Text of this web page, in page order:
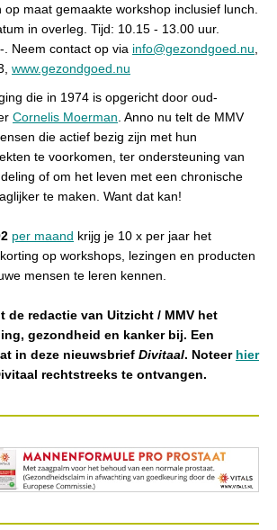
op maat gemaakte workshop inclusief lunch.
in overleg. Tijd: 10.15 - 13.00 uur.
. Neem contact op via info@gezondgoed.nu
www.gezondgoed.nu
die in 1974 is opgericht door oud-
Cornelis Moerman . Anno nu telt de MMV
die actief bezig zijn met hun
te voorkomen, ter ondersteuning van
of om het leven met een chronische
te maken. Want dat kan!
per maand krijg je 10 x per jaar het
, korting op workshops, lezingen en producten
mensen te leren kennen.
de redactie van Uitzicht / MMV het
gezondheid en kanker bij. Een
in deze nieuwsbrief Divitaal. Noteer hier
rechtstreeks te ontvangen.